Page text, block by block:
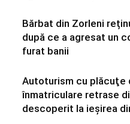
Bărbat din Zorleni
după ce a agresat un
furat banii
Autoturism cu plăcuţe
înmatriculare retrase
descoperit la ieșirea